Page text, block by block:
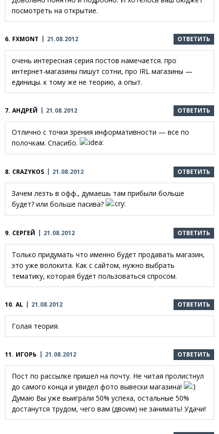
посмотреть на открытие.
6. FXMONT 21.08.2012 ОТВЕТИТЬ
очень интересная серия постов намечается. про
интернет-магазины пишут сотни, про IRL магазины —
единицы. к тому же не теорию, а опыт.
7. АНДРЕЙ 21.08.2012 ОТВЕТИТЬ
Отлично с точки зрения информативности — все по
полочкам. Спасибо.
8. CRAZYKOS 21.08.2012 ОТВЕТИТЬ
Зачем лезть в офф., думаешь там прибыли больше
будет? или больше пасива?
9. СЕРГЕЙ 21.08.2012 ОТВЕТИТЬ
Только придумать что именно будет продавать магазин,
это уже волокита. Как с сайтом, нужно выбрать
тематику, которая будет пользоваться спросом.
10. AL 21.08.2012 ОТВЕТИТЬ
Голая теория.
11. ИГОРЬ 21.08.2012 ОТВЕТИТЬ
Пост по рассылке пришел на почту. Не читая пролистнул
до самого конца и увидел фото вывески магазина!
Думаю Вы уже выиграли 50% успеха, остальные 50%
достанутся трудом, чего вам (двоим) не занимать! Удачи!